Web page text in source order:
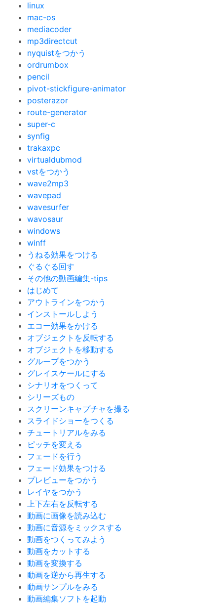
linux
mac-os
mediacoder
mp3directcut
nyquistをつかう
ordrumbox
pencil
pivot-stickfigure-animator
posterazor
route-generator
super-c
synfig
trakaxpc
virtualdubmod
vstをつかう
wave2mp3
wavepad
wavesurfer
wavosaur
windows
winff
うねる効果をつける
ぐるぐる回す
その他の動画編集-tips
はじめて
アウトラインをつかう
インストールしよう
エコー効果をかける
オブジェクトを反転する
オブジェクトを移動する
グループをつかう
グレイスケールにする
シナリオをつくって
シリーズもの
スクリーンキャプチャを撮る
スライドショーをつくる
チュートリアルをみる
ピッチを変える
フェードを行う
フェード効果をつける
プレビューをつかう
レイヤをつかう
上下左右を反転する
動画に画像を読み込む
動画に音源をミックスする
動画をつくってみよう
動画をカットする
動画を変換する
動画を逆から再生する
動画サンプルをみる
動画編集ソフトを起動